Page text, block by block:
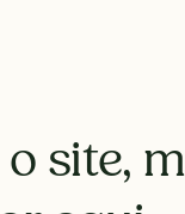
site,